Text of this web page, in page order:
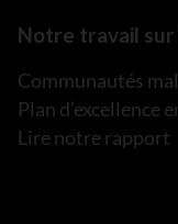
Notre travail sur
Communautés
Plan d’excellence
Lire notre rapport